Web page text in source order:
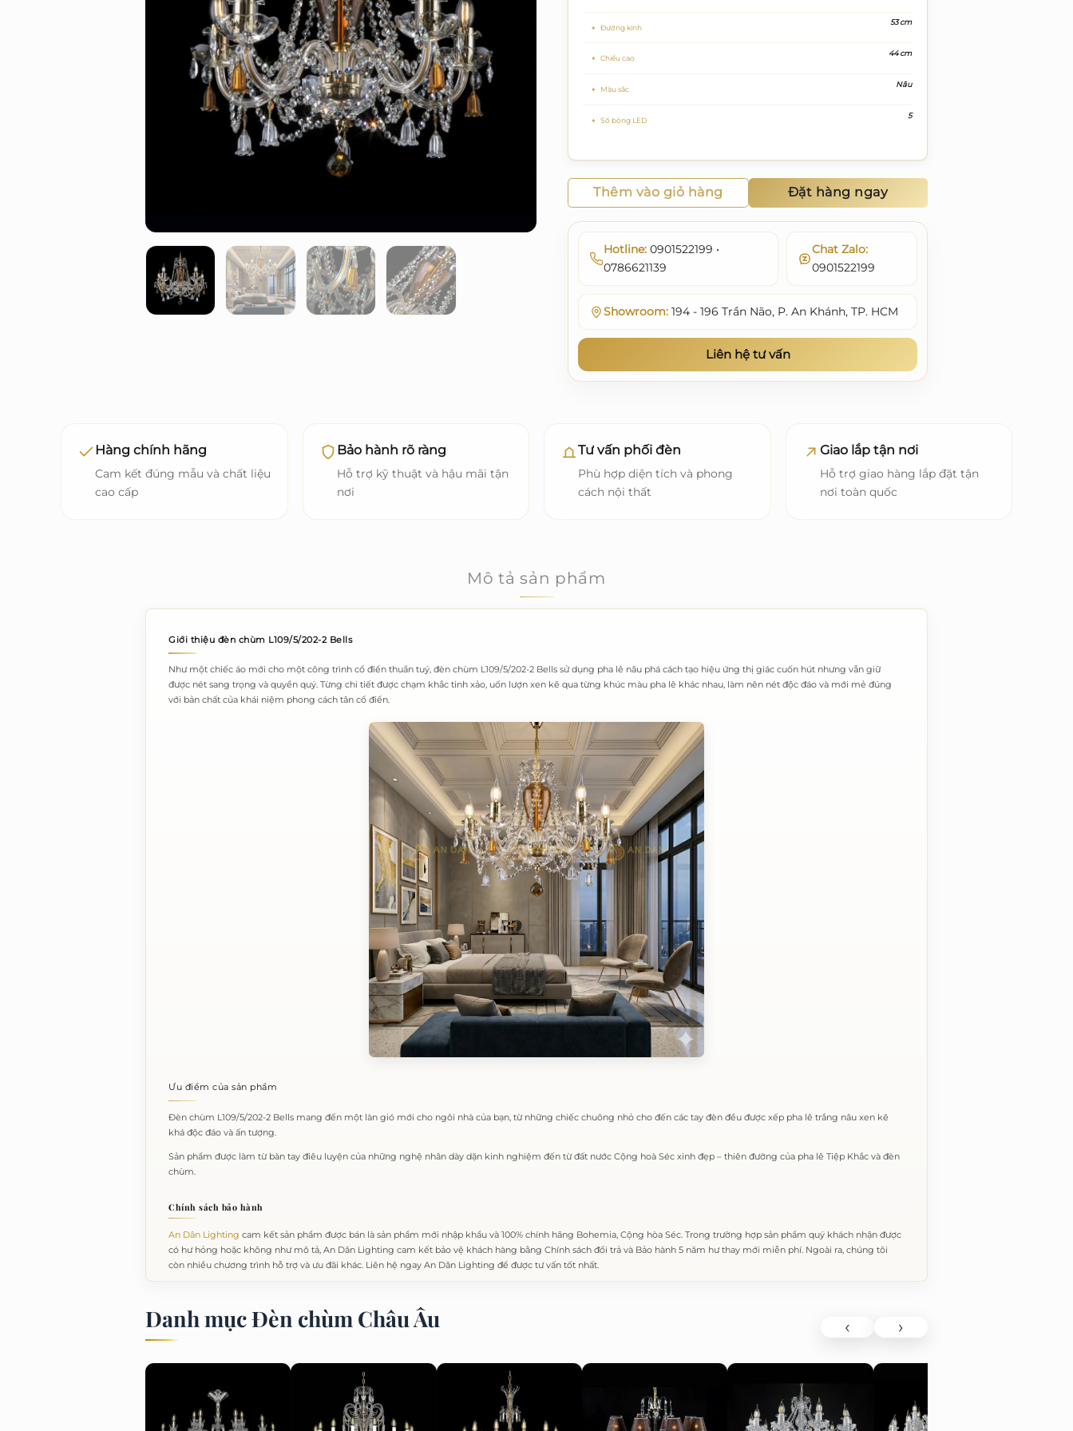
Đường kính
53 cm
Chiều cao
44 cm
Màu sắc
Nâu
Số bóng LED
5
Thêm vào giỏ hàng Đặt hàng ngay
Hotline: 0901522199 •
0786621139
Chat Zalo:
0901522199
Showroom: 194 - 196 Trần Não, P. An Khánh, TP. HCM
Liên hệ tư vấn
Hàng chính hãng
Cam kết đúng mẫu và chất liệu
cao cấp
Bảo hành rõ ràng
Hỗ trợ kỹ thuật và hậu mãi tận
nơi
Tư vấn phối đèn
Phù hợp diện tích và phong
cách nội thất
Giao lắp tận nơi
Hỗ trợ giao hàng lắp đặt tận
nơi toàn quốc
Mô tả sản phẩm
Giới thiệu đèn chùm L109/5/202-2 Bells
Như một chiếc áo mới cho một công trình cổ điển thuần tuý, đèn chùm L109/5/202-2 Bells sử dụng pha lê nâu phá cách tạo hiệu ứng thị giác cuốn hút nhưng vẫn giữ
được nét sang trọng và quyền quý. Từng chi tiết được chạm khắc tinh xảo, uốn lượn xen kẽ qua từng khúc màu pha lê khác nhau, làm nên nét độc đáo và mới mẻ đúng
với bản chất của khái niệm phong cách tân cổ điển.
Ưu điểm của sản phẩm
Đèn chùm L109/5/202-2 Bells mang đến một làn gió mới cho ngôi nhà của bạn, từ những chiếc chuông nhỏ cho đến các tay đèn đều được xếp pha lê trắng nâu xen kẽ
khá độc đáo và ấn tượng.
Sản phẩm được làm từ bàn tay điêu luyện của những nghệ nhân dày dặn kinh nghiệm đến từ đất nước Cộng hoà Séc xinh đẹp – thiên đường của pha lê Tiệp Khắc và đèn
chùm.
Chính sách bảo hành
An Dân Lighting cam kết sản phẩm được bán là sản phẩm mới nhập khẩu và 100% chính hãng Bohemia, Cộng hòa Séc. Trong trường hợp sản phẩm quý khách nhận được
có hư hỏng hoặc không như mô tả, An Dân Lighting cam kết bảo vệ khách hàng bằng Chính sách đổi trả và Bảo hành 5 năm hư thay mới miễn phí. Ngoài ra, chúng tôi
còn nhiều chương trình hỗ trợ và ưu đãi khác. Liên hệ ngay An Dân Lighting để được tư vấn tốt nhất.
Danh mục Đèn chùm Châu Âu ‹ ›